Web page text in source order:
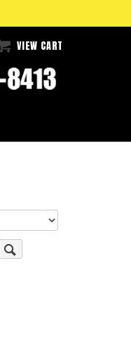
VIEW CART